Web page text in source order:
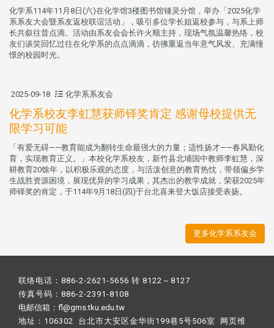
化学系114年11月8日(六)在化学馆3楼图书馆锺灵分馆，举办「2025化学
系系友大会暨系友返校联谊活动」，吸引多位学长姐返校参与，与系上师
长共叙往昔点滴。活动由系友会会长许火顺主持，现场气氛温馨热络，校
友们谈笑回忆过往在化学系的点点滴滴，彷彿重返当年意气风发、充满憧
憬的校园时光。
2025-09-18 化学系系友会
化学系校友李虹慧获师铎奖肯定 感谢母校提供无
限学习可能
「有爱无碍——教育能成为翻转生命最强大的力量；适性扬才——春风勤化
育，实现教育正义。」本校化学系校友，新竹县北埔国中教师李虹慧，深
耕教育20馀年，以积极乐观的态度，与活泼创意的教育热忱，带领偏乡学
生战胜资源困境，展现优异的学习成果，其杰出的教学成就，荣获2025年
师铎奖的肯定，于114年9月18日(四)于台北喜来登大饭店接受表扬。
更多化学系系友会
联络电话：886-2-2621-5656 转 8122～8127
传真号码：886-2-2391-8108
电邮信箱：fl@gms.tku.edu.tw
地址：106302 台北市大安区金华街199巷5号506室 网页维